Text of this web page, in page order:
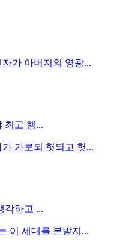
가 아버지의 영광...
최고 행...
가로되 헛되고 헛...
각하고 ...
이 세대를 본받지...